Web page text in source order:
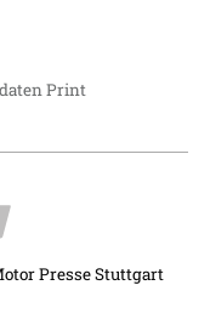
Print
Presse Stuttgart